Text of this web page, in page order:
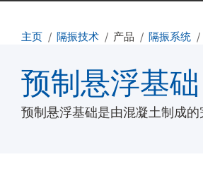
主页 隔振技术 产品 隔振系统
预制悬浮基础
预制悬浮基础是由混凝土制成